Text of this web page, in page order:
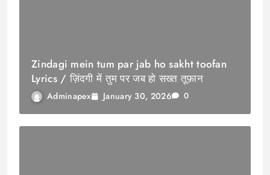
Zindagi mein tum par jab ho sakht toofan
Lyrics / ज़िंदगी में तुम पर जब हो सख्त तूफ़ान
Adminapex January 30, 2026 0